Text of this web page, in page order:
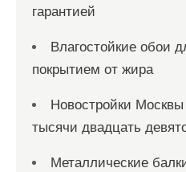
гарантией
Влагостойкие обои
покрытием от жира
Новостройки
тысячи двадцать
Металлические